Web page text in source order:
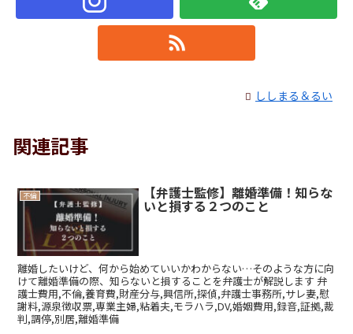
ししまる＆るい
関連記事
不倫 【弁護士監修】離婚準備！知らな
いと損する２つのこと
離婚したいけど、何から始めていいかわからない…そのような方に向
けて離婚準備の際、知らないと損することを弁護士が解説します 弁
護士費用,不倫,養育費,財産分与,興信所,探偵,弁護士事務所,サレ妻,慰
謝料,源泉徴収票,専業主婦,粘着夫,モラハラ,DV,婚姻費用,録音,証拠,裁
判,調停,別居,離婚準備